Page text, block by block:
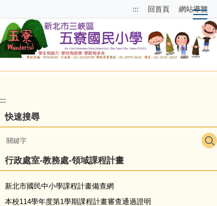
到
主
要
內
容
區
:::
至
方
選
區
回首頁 網站導覽
園
主
選
單
覽
:::
快速搜尋
行政處室-教務處-領域課程計畫
新北市國民中小學課程計畫備查網
本校114學年度第1學期課程計畫審查通過證明